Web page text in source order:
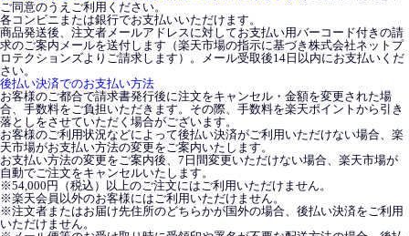
ご同意のうえご利用ください。
各コンビニまたは銀行でお支払いいただけます。
商品発送後、注文者メールアドレスに対してお支払い用バーコード付きの請
求のご案内メールを送付します（楽天市場の指示に基づき株式会社ネットプ
ロテクションズよりご請求します）。メール受取後14日以内にお支払いくだ
さい。
後払い決済でのお支払い方法
お客様のご都合で請求書発行後に注文をキャンセル・金額を変更された場
合、手数料をご負担いただきます。その際、手数料を楽天ポイントから引き
落としをさせていただく場合がございます。
お客様のご利用状況などによって後払い決済がご利用いただけない場合、楽
天市場がお支払い方法の変更をご案内いたします。
お支払い方法の変更をご案内後、7日間変更いただけない場合、楽天市場が
自動でご注文をキャンセルいたします。
※54,000円（税込）以上のご注文にはご利用いただけません。
※楽天会員以外のお客様にはご利用いただけません。
※注文者またはお届け先住所のどちらかが国外の場合、後払い決済をご利用
いただけません。